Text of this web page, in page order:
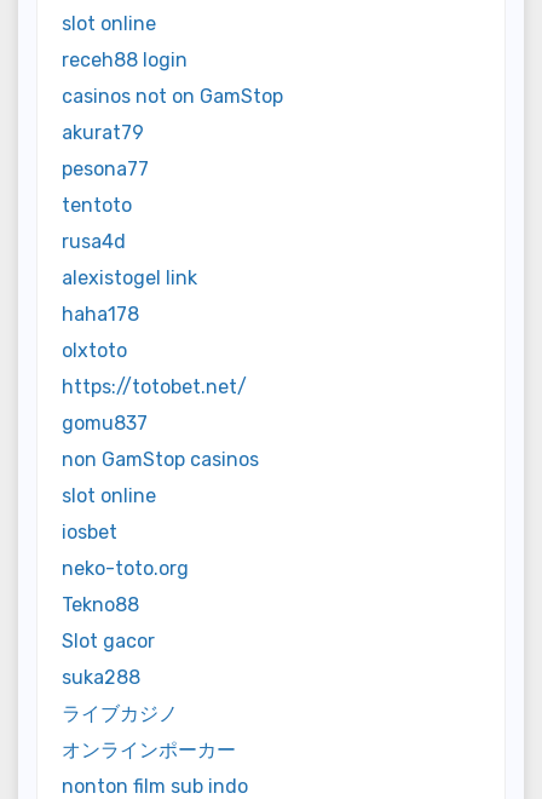
slot online
receh88 login
casinos not on GamStop
akurat79
pesona77
tentoto
rusa4d
alexistogel link
haha178
olxtoto
https://totobet.net/
gomu837
non GamStop casinos
slot online
iosbet
neko-toto.org
Tekno88
Slot gacor
suka288
ライブカジノ
オンラインポーカー
nonton film sub indo